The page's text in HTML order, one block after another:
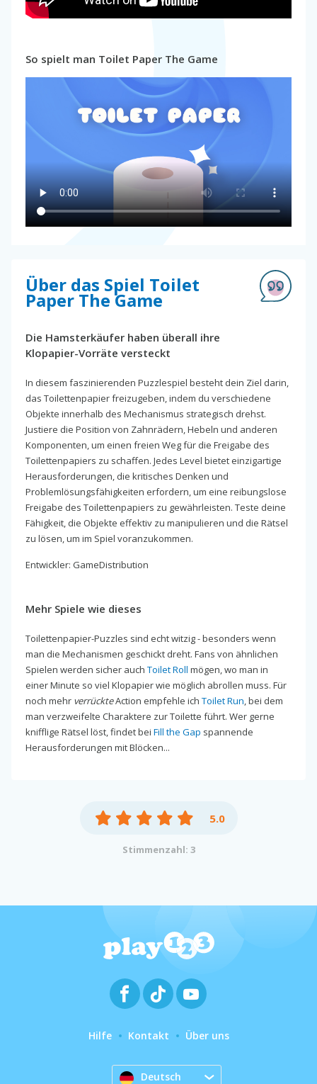
So spielt man Toilet Paper The Game
Über das Spiel Toilet
Paper The Game
Die Hamsterkäufer haben überall ihre
Klopapier-Vorräte versteckt
In diesem faszinierenden Puzzlespiel besteht dein Ziel darin,
das Toilettenpapier freizugeben, indem du verschiedene
Objekte innerhalb des Mechanismus strategisch drehst.
Justiere die Position von Zahnrädern, Hebeln und anderen
Komponenten, um einen freien Weg für die Freigabe des
Toilettenpapiers zu schaffen. Jedes Level bietet einzigartige
Herausforderungen, die kritisches Denken und
Problemlösungsfähigkeiten erfordern, um eine reibungslose
Freigabe des Toilettenpapiers zu gewährleisten. Teste deine
Fähigkeit, die Objekte effektiv zu manipulieren und die Rätsel
zu lösen, um im Spiel voranzukommen.
Entwickler: GameDistribution
Mehr Spiele wie dieses
Toilettenpapier-Puzzles sind echt witzig - besonders wenn
man die Mechanismen geschickt dreht. Fans von ähnlichen
Spielen werden sicher auch Toilet Roll mögen, wo man in
einer Minute so viel Klopapier wie möglich abrollen muss. Für
noch mehr verrückteAction empfehle ich Toilet Run, bei dem
man verzweifelte Charaktere zur Toilette führt. Wer gerne
knifflige Rätsel löst, findet bei Fill the Gap spannende
Herausforderungen mit Blöcken...
5.0
Stimmenzahl: 3
Hilfe Kontakt Über uns
Deutsch